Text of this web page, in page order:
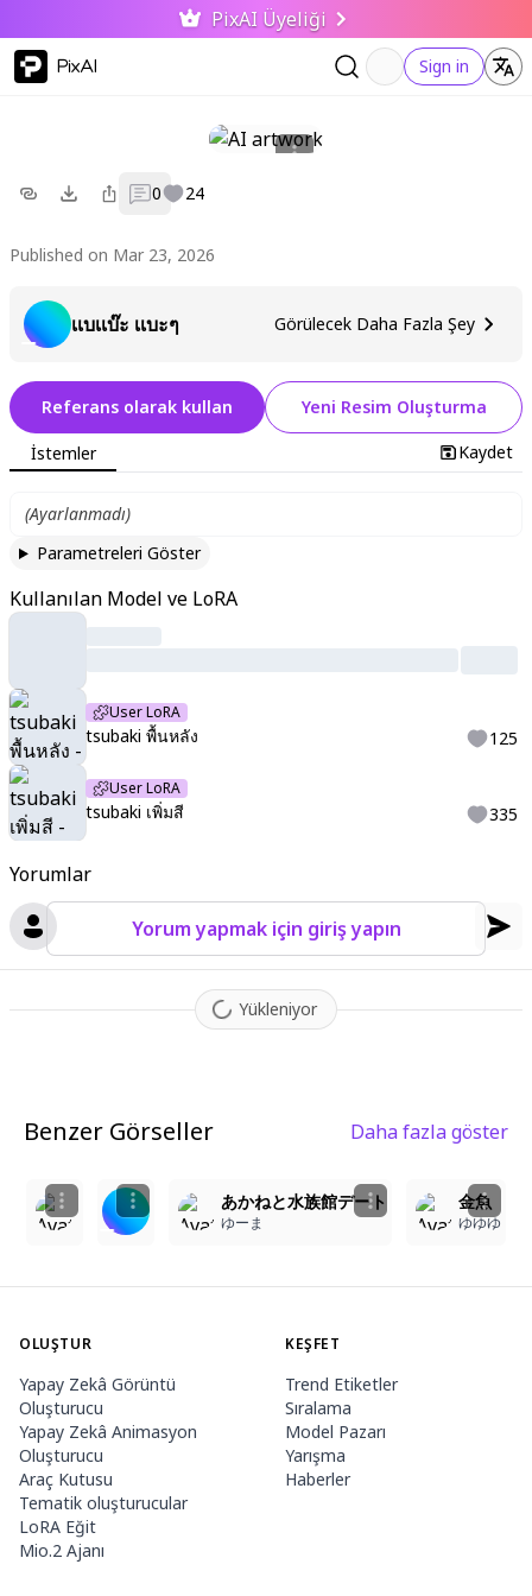
PixAI Üyeliği
PixAI Sign in
0 24
Published on Mar 23, 2026
เเบเเบ๊ะ เเบะๆ Görülecek Daha Fazla Şey
Yorumlar
Yorum yapmak için giriş yapın
Yükleniyor
Referans olarak kullan Yeni Resim Oluşturma
İstemler Kaydet
(Ayarlanmadı)
Parametreleri Göster
Kullanılan Model ve LoRA
User LoRA
tsubaki พื้นหลัง 125
User LoRA
tsubaki เพิ่มสี 335
Benzer Görseller Daha fazla göster
きんぎょすくい
Camila
青 いいよね…
たこすけ
あかねと水族館デート
ゆーま
金魚
ゆゆゆ
OLUŞTUR
Yapay Zekâ Görüntü
Oluşturucu
Yapay Zekâ Animasyon
Oluşturucu
Araç Kutusu
Tematik oluşturucular
LoRA Eğit
Mio.2 Ajanı
KEŞFET
Trend Etiketler
Sıralama
Model Pazarı
Yarışma
Haberler